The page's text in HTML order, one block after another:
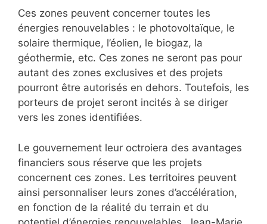
Ces zones peuvent concerner toutes les
énergies renouvelables : le photovoltaïque, le
solaire thermique, l’éolien, le biogaz, la
géothermie, etc. Ces zones ne seront pas pour
autant des zones exclusives et des projets
pourront être autorisés en dehors. Toutefois, les
porteurs de projet seront incités à se diriger
vers les zones identifiées.
Le gouvernement leur octroiera des avantages
financiers sous réserve que les projets
concernent ces zones. Les territoires peuvent
ainsi personnaliser leurs zones d’accélération,
en fonction de la réalité du terrain et du